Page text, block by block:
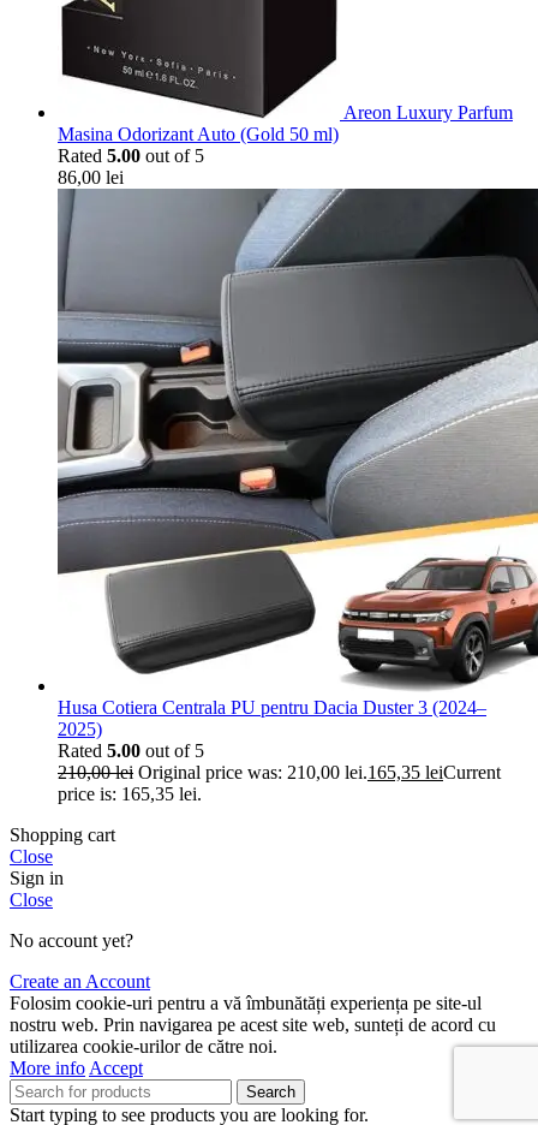
Areon Luxury Parfum
Masina Odorizant Auto (Gold 50 ml)
Rated 5.00 out of 5
86,00 lei
Husa Cotiera Centrala PU pentru Dacia Duster 3 (2024–
2025)
Rated 5.00 out of 5
210,00lei Original price was: 210,00 lei.165,35 leiCurrent
price is: 165,35 lei.
Shopping cart
Close
Sign in
Close
No account yet?
Create an Account
Folosim cookie-uri pentru a vă îmbunătăți experiența pe site-ul
nostru web. Prin navigarea pe acest site web, sunteți de acord cu
utilizarea cookie-urilor de către noi.
More info Accept
Search
Start typing to see products you are looking for.